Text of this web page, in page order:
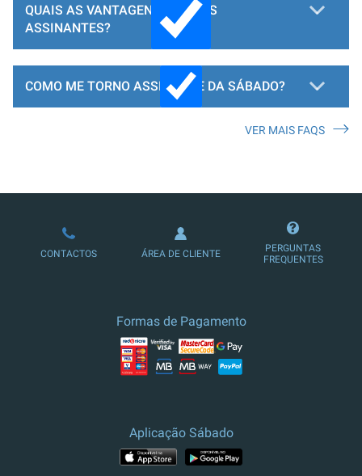
QUAIS AS VANTAGENS PARA OS
ASSINANTES?
COMO ME TORNO ASSINANTE DA SÁBADO?
LOJA DE ASSINATURAS
VER MAIS FAQS
CONTACTOS ÁREA DE CLIENTE
PERGUNTAS
FREQUENTES
Formas de Pagamento
Aplicação Sábado